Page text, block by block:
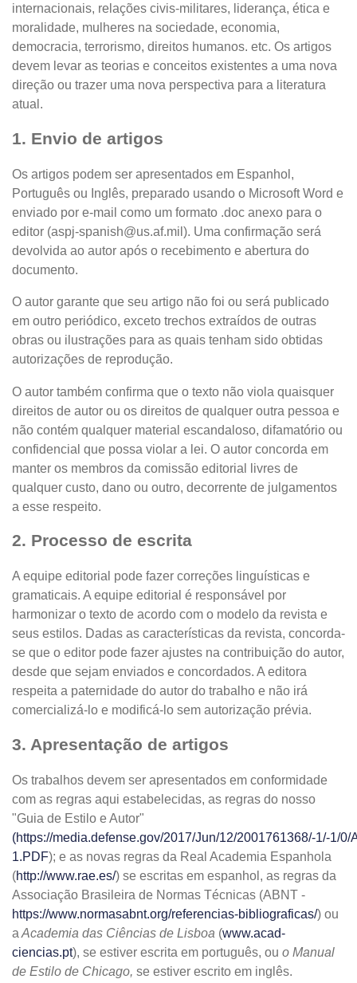
internacionais, relações civis-militares, liderança, ética e
moralidade, mulheres na sociedade, economia,
democracia, terrorismo, direitos humanos. etc. Os artigos
devem levar as teorias e conceitos existentes a uma nova
direção ou trazer uma nova perspectiva para a literatura
atual.
1. Envio de artigos
Os artigos podem ser apresentados em Espanhol,
Português ou Inglês, preparado usando o Microsoft Word e
enviado por e-mail como um formato .doc anexo para o
editor (aspj-spanish@us.af.mil). Uma confirmação será
devolvida ao autor após o recebimento e abertura do
documento.
O autor garante que seu artigo não foi ou será publicado
em outro periódico, exceto trechos extraídos de outras
obras ou ilustrações para as quais tenham sido obtidas
autorizações de reprodução.
O autor também confirma que o texto não viola quaisquer
direitos de autor ou os direitos de qualquer outra pessoa e
não contém qualquer material escandaloso, difamatório ou
confidencial que possa violar a lei. O autor concorda em
manter os membros da comissão editorial livres de
qualquer custo, dano ou outro, decorrente de julgamentos
a esse respeito.
2. Processo de escrita
A equipe editorial pode fazer correções linguísticas e
gramaticais. A equipe editorial é responsável por
harmonizar o texto de acordo com o modelo da revista e
seus estilos. Dadas as características da revista, concorda-
se que o editor pode fazer ajustes na contribuição do autor,
desde que sejam enviados e concordados. A editora
respeita a paternidade do autor do trabalho e não irá
comercializá-lo e modificá-lo sem autorização prévia.
3. Apresentação de artigos
Os trabalhos devem ser apresentados em conformidade
com as regras aqui estabelecidas, as regras do nosso
"Guia de Estilo e Autor"
(https://media.defense.gov/2017/Jun/12/2001761368/-1/-1/0/
1.PDF); e as novas regras da Real Academia Espanhola
(http://www.rae.es/) se escritas em espanhol, as regras da
Associação Brasileira de Normas Técnicas (ABNT -
https://www.normasabnt.org/referencias-bibliograficas/) ou
a Academia das Ciências de Lisboa (www.acad-
ciencias.pt), se estiver escrita em português, ou o Manual
de Estilo de Chicago, se estiver escrito em inglês.